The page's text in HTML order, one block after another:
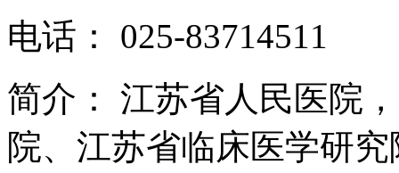
电话：
025-83714511
简介：
江苏省人民医院
院、江苏省临床医学研